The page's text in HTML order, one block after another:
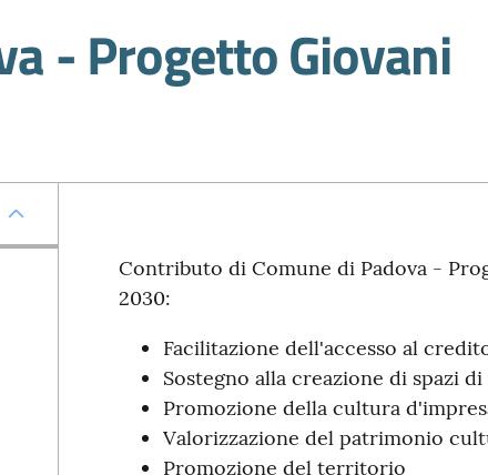
- Progetto Giovani
Contributo di Comune di Padova -
2030:
Facilitazione dell'accesso al
Sostegno alla creazione di spazi
Promozione della cultura
Valorizzazione del patrimonio
Promozione del territorio